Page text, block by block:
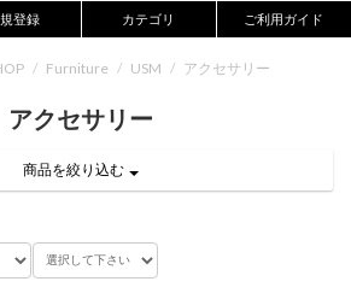
登録 カテゴリ ご利用ガイド
/ Furniture / USM / アクセサリー
アクセサリー
商品を絞り込む